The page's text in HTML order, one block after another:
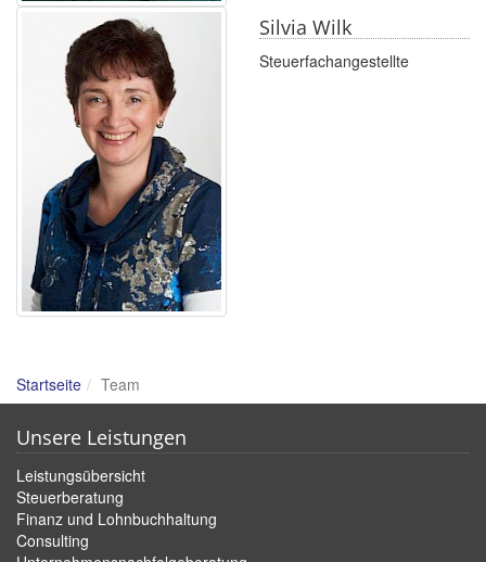
Silvia Wilk
Steuerfachangestellte
Startseite Team
Unsere Leistungen
Leistungsübersicht
Steuerberatung
Finanz und Lohnbuchhaltung
Consulting